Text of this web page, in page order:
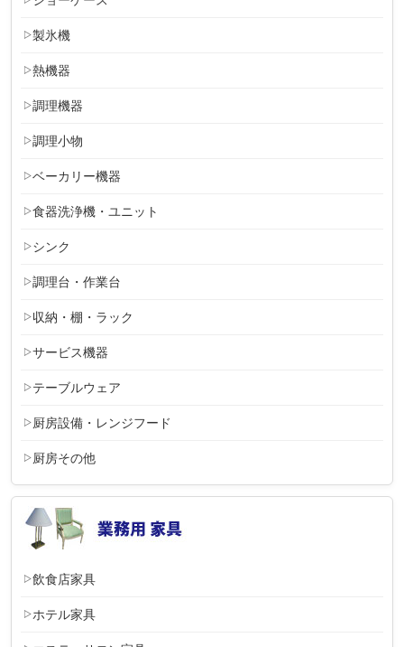
製氷機
熱機器
調理機器
調理小物
ベーカリー機器
食器洗浄機・ユニット
シンク
調理台・作業台
収納・棚・ラック
サービス機器
テーブルウェア
厨房設備・レンジフード
厨房その他
飲食店家具
ホテル家具